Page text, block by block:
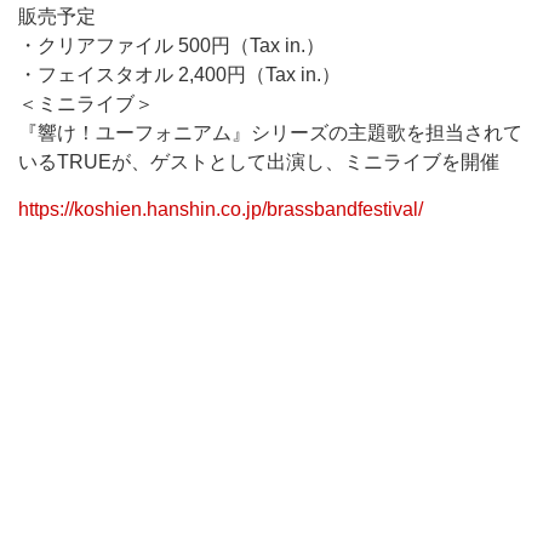
販売予定
・クリアファイル 500円（Tax in.）
・フェイスタオル 2,400円（Tax in.）
＜ミニライブ＞
『響け！ユーフォニアム』シリーズの主題歌を担当されて
いるTRUEが、ゲストとして出演し、ミニライブを開催
https://koshien.hanshin.co.jp/brassbandfestival/